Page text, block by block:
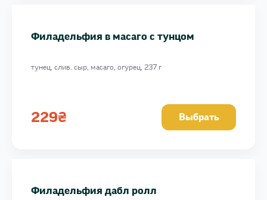
Филадельфия в масаго с тунцом
тунец, слив. сыр, масаго, огурец, 237 г
229₴ Выбрать
Филадельфия дабл ролл